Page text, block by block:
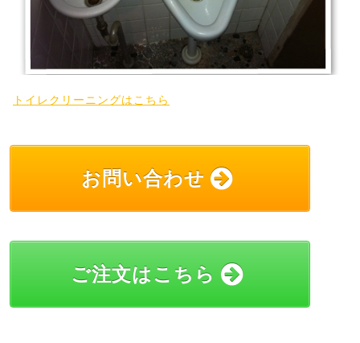
トイレクリーニングはこちら
お問い合わせ
ご注文はこちら